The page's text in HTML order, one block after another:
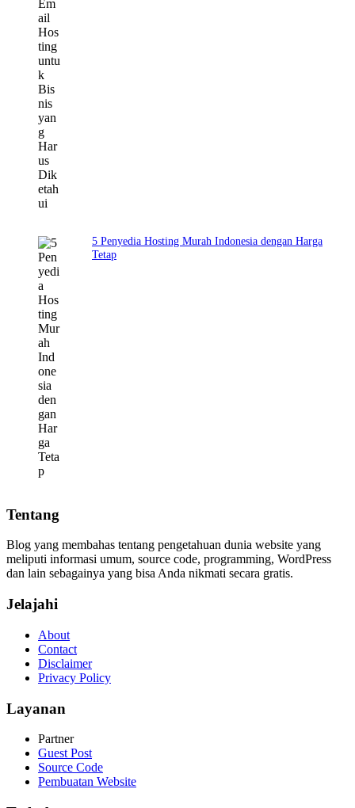
5 Penyedia Hosting Murah Indonesia dengan Harga
Tetap
Tentang
Blog yang membahas tentang pengetahuan dunia website yang
meliputi informasi umum, source code, programming, WordPress
dan lain sebagainya yang bisa Anda nikmati secara gratis.
Jelajahi
About
Contact
Disclaimer
Privacy Policy
Layanan
Partner
Guest Post
Source Code
Pembuatan Website